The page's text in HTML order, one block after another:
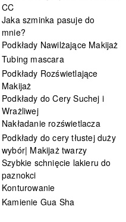
CC
Jaka szminka pasuje do
mnie?
Podkłady Nawilżające Makijaż
Tubing mascara
Podkłady Rozświetlające
Makijaż
Podkłady do Cery Suchej i
Wrażliwej
Nakładanie rozświetlacza
Podkłady do cery tłustej duży
wybór| Makijaż twarzy
Szybkie schnięcie lakieru do
paznokci
Konturowanie
Kamienie Gua Sha